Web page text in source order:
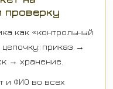
проверку
как «контрольный
приказ →
→ хранение.
и ФИО во всех